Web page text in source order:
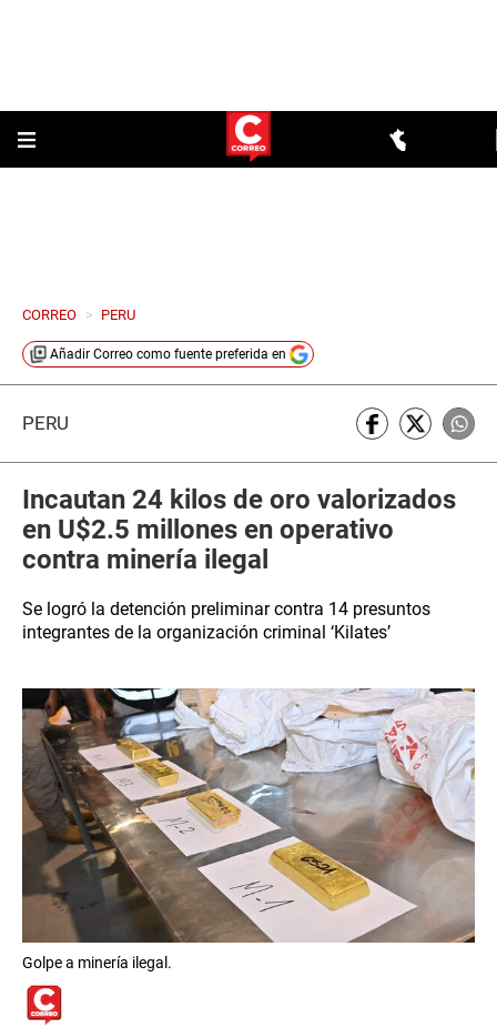
CORREO > PERU
Añadir Correo como fuente preferida en
PERÚ
Incautan 24 kilos de oro valorizados
en U$2.5 millones en operativo
contra minería ilegal
Se logró la detención preliminar contra 14 presuntos
integrantes de la organización criminal ‘Kilates’
Golpe a minería ilegal.